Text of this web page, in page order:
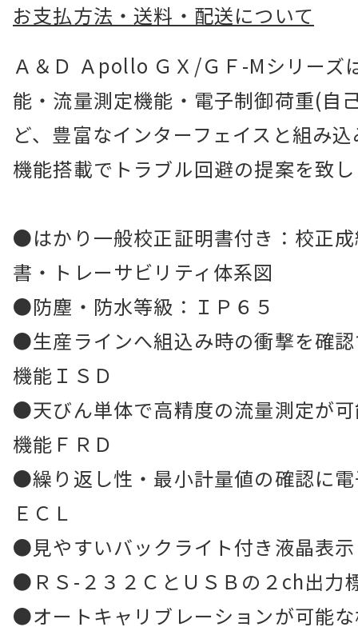
お支払方法・送料・配送について
Ａ＆Ｄ Ａpollo ＧＸ/ＧＦ-Mシリーズ
能・流量測定機能・電子制御荷重(自
ど、豊富なインターフェイスと組み
機能搭載でトラブル回避の提案を致
●はかり一般校正証明書付き：校正
書・トレーサビリティ体系図
●防塵・防水等級：ＩＰ６５
●生産ラインへ組込み時の衝撃を確
機能ＩＳＤ
●天びん単体で高精度の流量測定が
機能ＦＲＤ
●繰り返し性・最小計量値の確認に
ＥＣＬ
●見やすいバックライト付き液晶表示
●ＲＳ-２３２ＣとＵＳＢの２ch出力
●オートキャリブレーションが可能